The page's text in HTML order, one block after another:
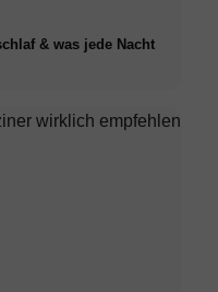
& was jede Nacht